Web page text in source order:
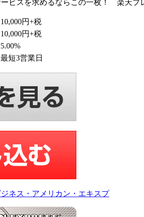
ビスを求めるならこの一枚！ 楽天プ
10,000円+税
10,000円+税
5.00%
最短3営業日
ネス・アメリカン・エキスプ